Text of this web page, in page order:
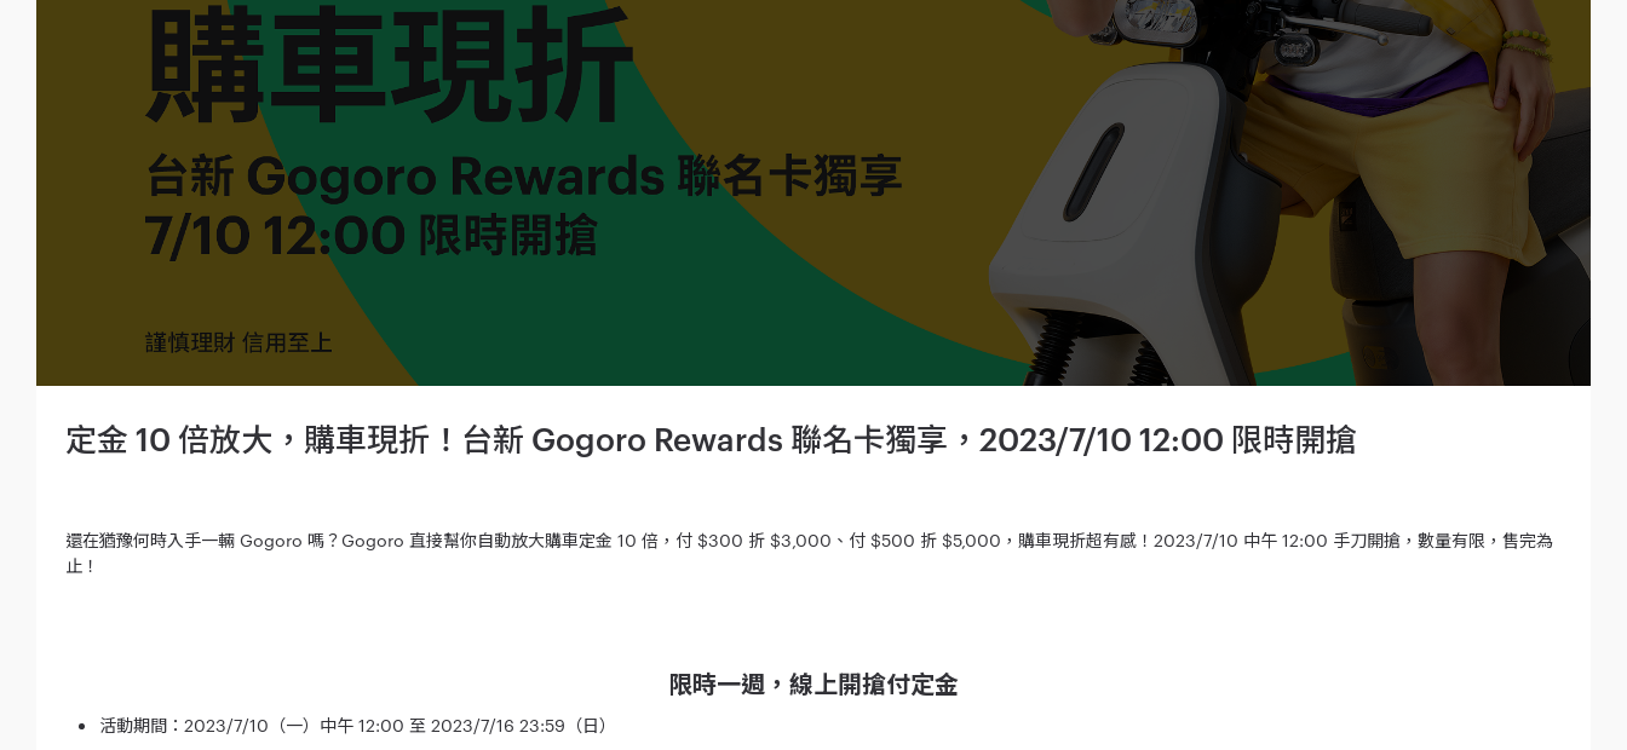
定金 10 倍放大，購車現折！台新 Gogoro Rewards 聯名卡獨享，2023/7/10 12:00 限時開搶
還在猶豫何時入手一輛 Gogoro 嗎？Gogoro 直接幫你自動放大購車定金 10 倍，付 $300 折 $3,000、付 $500 折 $5,000，購車現折超有感！2023/7/10 中午 12:00 手刀開搶，數量有限，售完為
止！
限時一週，線上開搶付定金
活動期間：2023/7/10（一）中午 12:00 至 2023/7/16 23:59（日）